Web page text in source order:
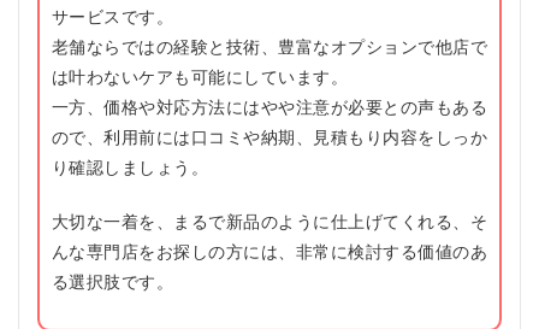
サービスです。
老舗ならではの経験と技術、豊富なオプションで他店で
は叶わないケアも可能にしています。
一方、価格や対応方法にはやや注意が必要との声もある
ので、利用前には口コミや納期、見積もり内容をしっか
り確認しましょう。
大切な一着を、まるで新品のように仕上げてくれる、そ
んな専門店をお探しの方には、非常に検討する価値のあ
る選択肢です。